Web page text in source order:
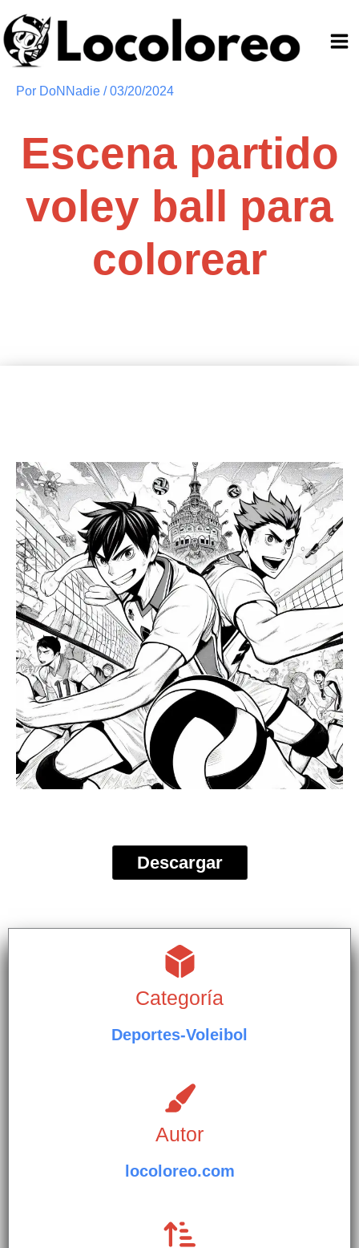
al
contenido
Por DoNNadie /03/20/2024
Escena partido
voley ball para
colorear
Descargar
Categoría
Deportes-Voleibol
Autor
locoloreo.com